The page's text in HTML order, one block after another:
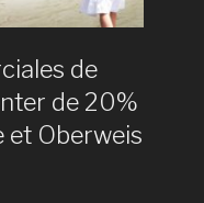
de
de 20%
et Oberweis